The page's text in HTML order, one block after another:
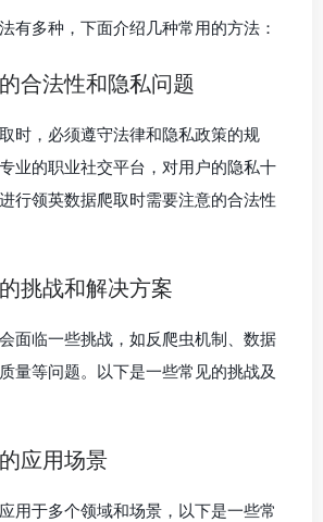
有多种，下面介绍几种常用的方法：
合法性和隐私问题
时，必须遵守法律和隐私政策的规
业的职业社交平台，对用户的隐私十
行领英数据爬取时需要注意的合法性
挑战和解决方案
面临一些挑战，如反爬虫机制、数据
量等问题。以下是一些常见的挑战及
应用场景
用于多个领域和场景，以下是一些常